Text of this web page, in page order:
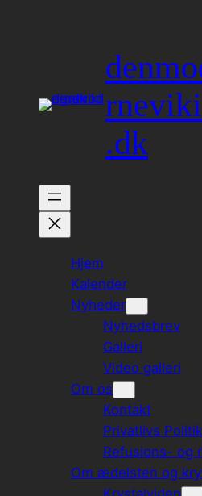
.dk
Hjem
Kalender
Nyheder
Nyhedsbrev
Galleri
Video galleri
Om os
Kontakt
Privatlivs Politik
Refusions- og
Om ædelsten og